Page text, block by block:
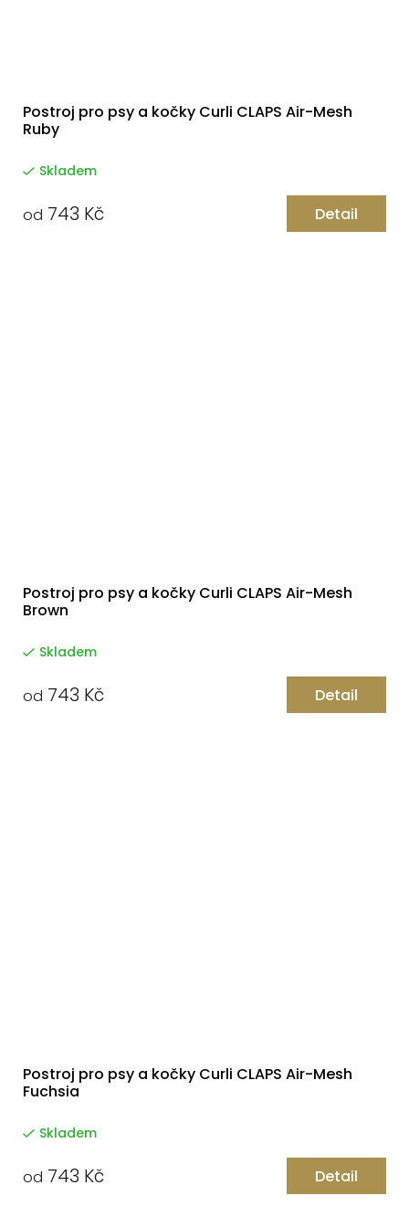
Postroj pro psy a kočky Curli CLAPS Air-Mesh
Ruby
Skladem
od 743 Kč Detail
Postroj pro psy a kočky Curli CLAPS Air-Mesh
Brown
Skladem
od 743 Kč Detail
Postroj pro psy a kočky Curli CLAPS Air-Mesh
Fuchsia
Skladem
od 743 Kč Detail